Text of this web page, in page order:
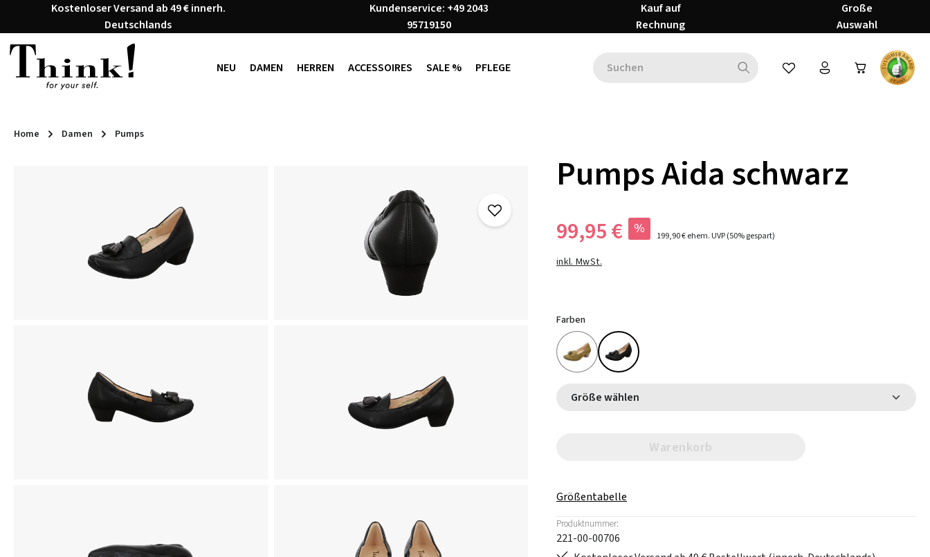
Hauptinhalt springen
Zur Suche springen
Zur Hauptnavigation springen
Kostenloser Versand ab 49 € innerh.
Deutschlands
Kundenservice: +49 2043
95719150
Kauf auf
Rechnung
Große
Auswahl
NEU DAMEN HERREN ACCESSOIRES SALE % PFLEGE Du hast 0 Produkte auf dem
Home Damen Pumps
Pumps Aida schwarz
99,95 € % 199,90 €ehem. UVP(50% gespart)
inkl. MwSt.
Farben
Größe wählen
Warenkorb
Größentabelle
Produktnummer:
221-00-00706